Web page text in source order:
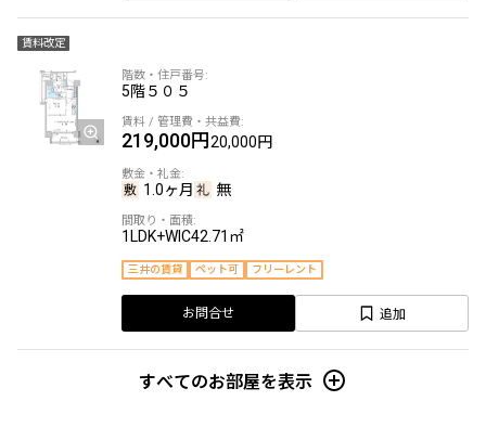
賃料改定
5階５０５
219,000円20,000円
1.0ヶ月 無
1LDK+WIC42.71㎡
三井の賃貸 ペット可 フリーレント
お問合せ 追加
すべてのお部屋を表示